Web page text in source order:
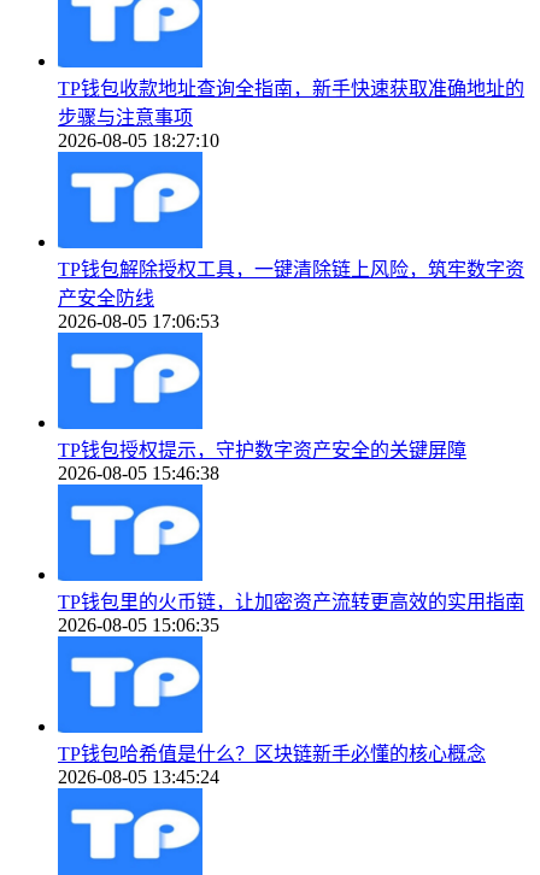
TP钱包收款地址查询全指南，新手快速获取准确地址的
步骤与注意事项
2026-08-05 18:27:10
TP钱包解除授权工具，一键清除链上风险，筑牢数字资
产安全防线
2026-08-05 17:06:53
TP钱包授权提示，守护数字资产安全的关键屏障
2026-08-05 15:46:38
TP钱包里的火币链，让加密资产流转更高效的实用指南
2026-08-05 15:06:35
TP钱包哈希值是什么？区块链新手必懂的核心概念
2026-08-05 13:45:24